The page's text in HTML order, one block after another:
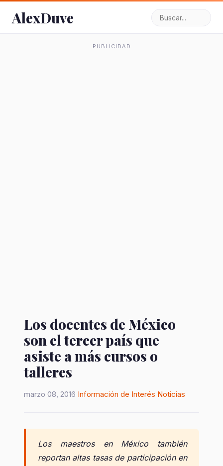
AlexDuve
PUBLICIDAD
Los docentes de México
son el tercer país que
asiste a más cursos o
talleres
marzo 08, 2016 Información de Interés Noticias
Los maestros en México también
reportan altas tasas de participación en